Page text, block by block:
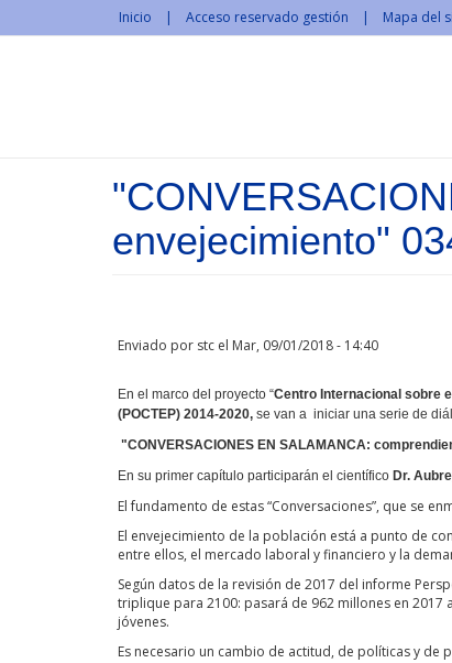
Pasar al contenido principal
Inicio Acceso reservado gestión Mapa del
envejecimiento"
Enviado por stc el Mar, 09/01/2018 - 14:40
En el marco del proyecto “Centro Internacional sobre
(POCTEP) 2014-2020, se van a iniciar una serie de
"CONVERSACIONES EN SALAMANCA:
En su primer capítulo participarán el científico Dr.
El fundamento de estas “Conversaciones”, que se
El envejecimiento de la población está a punto de
entre ellos, el mercado laboral y financiero y la
Según datos de la revisión de 2017 del informe
triplique para 2100: pasará de 962 millones en
jóvenes.
Es necesario un cambio de actitud, de políticas y de